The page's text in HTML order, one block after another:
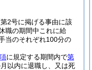
2号に掲げる事由に該
職の期間中これに給
当のそれぞれ100分の
に規定する期間内で第
以内に退職し、又は死